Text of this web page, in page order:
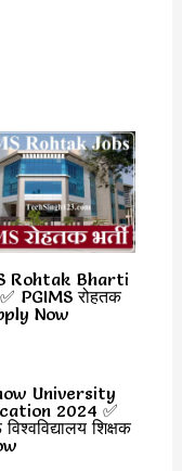
Rohtak Bharti
PGIMS रोहतक
Now
University
2024 ✅
शिक्षक